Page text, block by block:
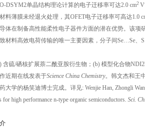
DSYM2单晶结构理论计算的电子迁移率可达2.0 cm2 V
料薄膜未经退火处理，其OFET电子迁移率可高达1.0
体在制备高性能柔性电子器件方面的潜在优势。该
材料高效电荷传输的唯一主要因素，分子间Se…Se
含硫/硒核扩展萘二酰亚胺衍生物；(b) 模型化合物
近期在线发表于Science China Chemistry。韩文杰和王
大学的杨笑迪博士完成。详见: Wenjie Han, Zhongli
for high performance n-type organic semiconductors. Sci.